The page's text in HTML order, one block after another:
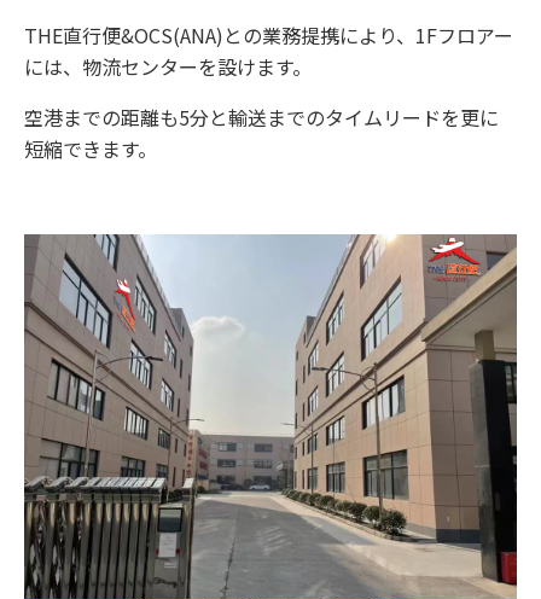
THE直行便&OCS(ANA)との業務提携により、1Fフロアー
には、物流センターを設けます。
空港までの距離も5分と輸送までのタイムリードを更に
短縮できます。